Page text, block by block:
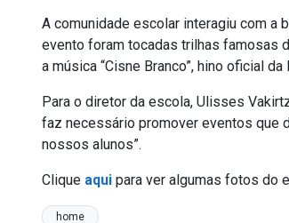
A comunidade escolar interagiu com a
evento foram tocadas trilhas famosas
a música “Cisne Branco”, hino oficial
Para o diretor da escola, Ulisses
faz necessário promover eventos que
nossos alunos”.
Clique aqui para ver algumas fotos do
home